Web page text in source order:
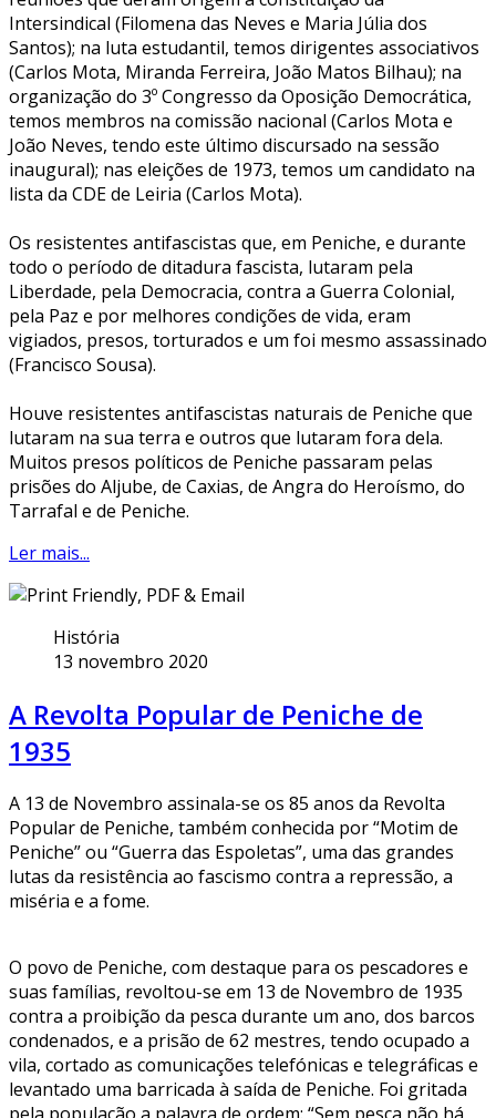
Intersindical (Filomena das Neves e Maria Júlia dos
Santos); na luta estudantil, temos dirigentes associativos
(Carlos Mota, Miranda Ferreira, João Matos Bilhau); na
organização do 3º Congresso da Oposição Democrática,
temos membros na comissão nacional (Carlos Mota e
João Neves, tendo este último discursado na sessão
inaugural); nas eleições de 1973, temos um candidato na
lista da CDE de Leiria (Carlos Mota).
Os resistentes antifascistas que, em Peniche, e durante
todo o período de ditadura fascista, lutaram pela
Liberdade, pela Democracia, contra a Guerra Colonial,
pela Paz e por melhores condições de vida, eram
vigiados, presos, torturados e um foi mesmo assassinado
(Francisco Sousa).
Houve resistentes antifascistas naturais de Peniche que
lutaram na sua terra e outros que lutaram fora dela.
Muitos presos políticos de Peniche passaram pelas
prisões do Aljube, de Caxias, de Angra do Heroísmo, do
Tarrafal e de Peniche.
Ler mais...
História
13 novembro 2020
A Revolta Popular de Peniche de
1935
A 13 de Novembro assinala-se os 85 anos da Revolta
Popular de Peniche, também conhecida por “Motim de
Peniche” ou “Guerra das Espoletas”, uma das grandes
lutas da resistência ao fascismo contra a repressão, a
miséria e a fome.
O povo de Peniche, com destaque para os pescadores e
suas famílias, revoltou-se em 13 de Novembro de 1935
contra a proibição da pesca durante um ano, dos barcos
condenados, e a prisão de 62 mestres, tendo ocupado a
vila, cortado as comunicações telefónicas e telegráficas e
levantado uma barricada à saída de Peniche. Foi gritada